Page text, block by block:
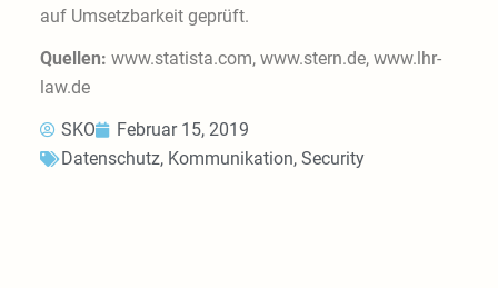
auf Umsetzbarkeit geprüft.
Quellen: www.statista.com, www.stern.de, www.lhr-
law.de
SKO
Februar 15, 2019
Datenschutz, Kommunikation, Security